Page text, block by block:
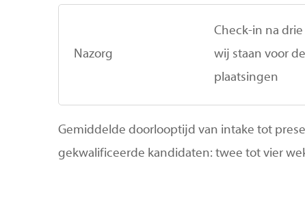
Nazorg
Check-in na
wij staan voor
plaatsingen
Gemiddelde doorlooptijd van intake tot
gekwalificeerde kandidaten: twee tot vier